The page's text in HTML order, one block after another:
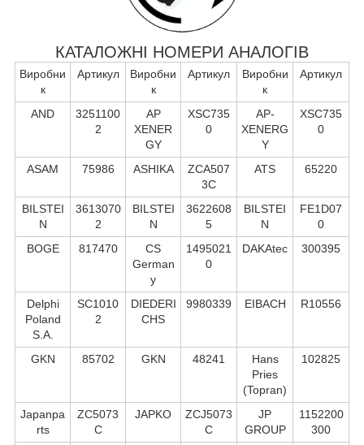
КАТАЛОЖНІ НОМЕРИ АНАЛОГІВ
Виробни
к
Артикул
Виробни
к
Артикул
Виробни
к
Артикул
AND
3251100
2
AP
XENER
GY
XSC735
0
AP-
XENERG
Y
XSC735
0
ASAM 75986 ASHIKA
ZCA507
3C
ATS 65220
BILSTEI
N
3613070
2
BILSTEI
N
3622608
5
BILSTEI
N
FE1D07
0
BOGE
817470
CS
German
y
1495021
0
DAKAtec 300395
Delphi
Poland
S.А.
SC1010
2
DIEDERI
CHS
9980339 EIBACH R10556
GKN 85702 GKN 48241
Hans
Pries
(Topran)
102825
Japanpa
rts
ZC5073
C
JAPKO
ZCJ5073
C
JP
GROUP
1152200
300